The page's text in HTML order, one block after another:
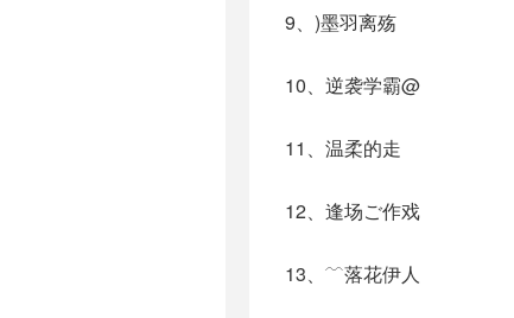
9、)墨羽离殇
10、逆袭学霸@
11、温柔的走
12、逢场ご作戏
13、﹋落花伊人